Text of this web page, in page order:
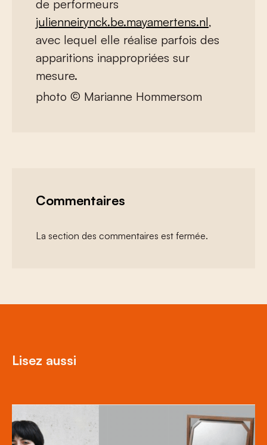
de performeurs
julienneirynck.be.mayamertens.nl,
avec lequel elle réalise parfois des
apparitions inappropriées sur
mesure.
photo © Marianne Hommersom
Commentaires
La section des commentaires est fermée.
Lisez aussi